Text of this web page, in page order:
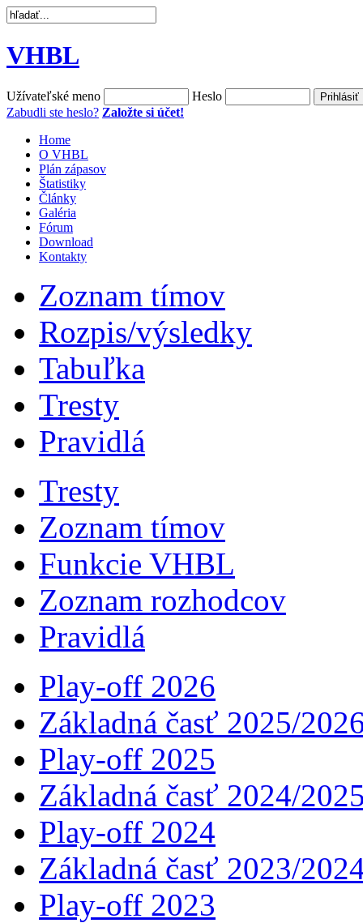
VHBL
Užívateľské meno
Heslo
Zabudli ste heslo? Založte si účet!
Home
O VHBL
Plán zápasov
Štatistiky
Články
Galéria
Fórum
Download
Kontakty
Zoznam tímov
Rozpis/výsledky
Tabuľka
Tresty
Pravidlá
Tresty
Zoznam tímov
Funkcie VHBL
Zoznam rozhodcov
Pravidlá
Play-off 2026
Základná časť 2025/
Play-off 2025
Základná časť 2024/
Play-off 2024
Základná časť 2023/
Play-off 2023